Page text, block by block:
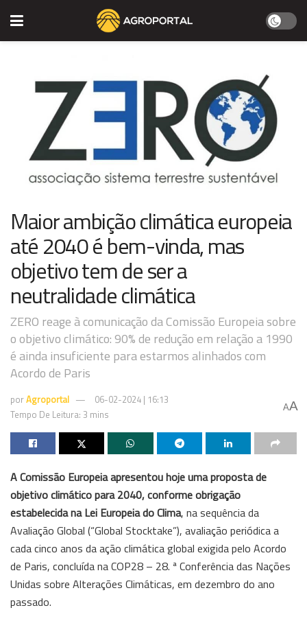
Maior ambição climática europeia
até 2040 é bem-vinda, mas
objetivo tem de ser a
neutralidade climática
ZERO reage à comunicação da Comissão Europeia sobre
o objetivo climático: 90% de redução em relação a 1990
é ainda insuficiente para estarmos alinhados com
Acordo de Paris
porAgroportal
06-02-2024 | 16:13
Tempo De Leitura: 3 mins
AA
A Comissão Europeia apresentou hoje uma proposta de
objetivo climático para 2040, conforme obrigação
estabelecida na Lei Europeia do Clima, na sequência da
Avaliação Global (“Global Stocktake”), avaliação periódica a
cada cinco anos da ação climática global exigida pelo Acordo
de Paris, concluída na COP28 – 28. ª Conferência das Nações
Unidas sobre Alterações Climáticas, em dezembro do ano
passado.